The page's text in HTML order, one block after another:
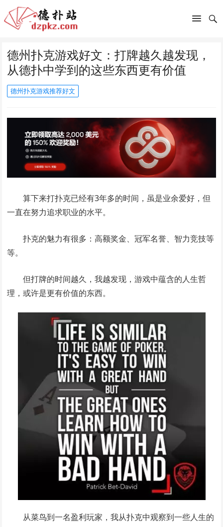
德州扑克游戏好文：打牌越久越发现，
从德扑中学到的这些东西更有价值
德州扑克游戏推荐好文
算下来打扑克已经有3年多的时间，虽是业余爱好，但
一直在努力追求职业的水平。
扑克的魅力有很多：高额奖金、冠军名誉、智力竞技等
等。
但打牌的时间越久，我越发现，游戏中蕴含的人生哲
理，或许是更有价值的东西。
从菜鸟到一名盈利玩家，我从扑克中观察到一些人生的